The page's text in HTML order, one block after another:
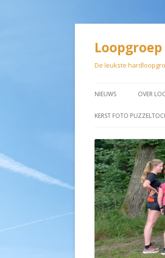
De leukste
NIEUWS OVER
KERST FOTO